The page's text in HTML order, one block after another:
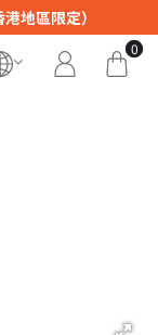
地區限定）
0